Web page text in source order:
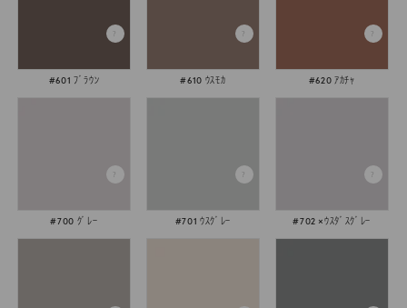
#601 ﾌﾞﾗｳﾝ #610 ｳｽﾓｶ #620 ｱｶﾁｬ
#700 ｸﾞﾚｰ #701 ｳｽｸﾞﾚｰ #702 ×ｳｽﾀﾞｽｸﾞﾚｰ